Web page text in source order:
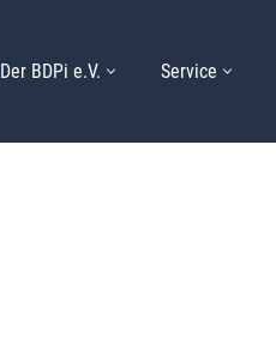
Der BDPi e.V. Service